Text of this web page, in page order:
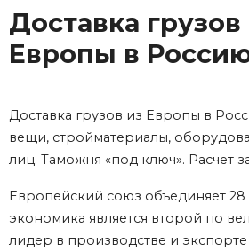
Доставка грузов
Европы в
Доставка грузов из Европы в
вещи, стройматериалы,
лиц. Таможня «под ключ». Расчет
Европейский союз объединяет 28
экономика является второй по
лидер в производстве и экспорте